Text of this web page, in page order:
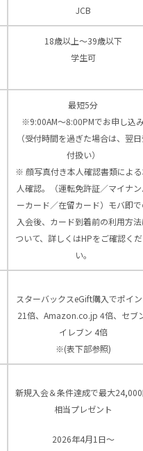
JCB
18歳以上～39歳以下
学生可
最短5分
※9:00AM～8:00PMでお申し込み
（受付時間を過ぎた場合は、翌
付扱い）
※ 顔写真付き本人確認書類によ
人確認。（運転免許証／マイナ
ーカード／在留カード）モバ即で
入会後、カード到着前の利用方法
ついて、詳しくはHPをご確認くだ
い。
スターバックスeGift購入でポイン
21倍、Amazon.co.jp 4倍、セブ
イレブン 4倍
※(表下部参照)
新規入会＆条件達成で最大
相当プレゼント
2026年4月1日～